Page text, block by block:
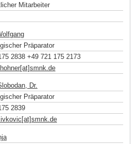
Mitarbeiter
Präparator
2838 +49 721 175 2173
de
Dr.
Präparator
2839
.de